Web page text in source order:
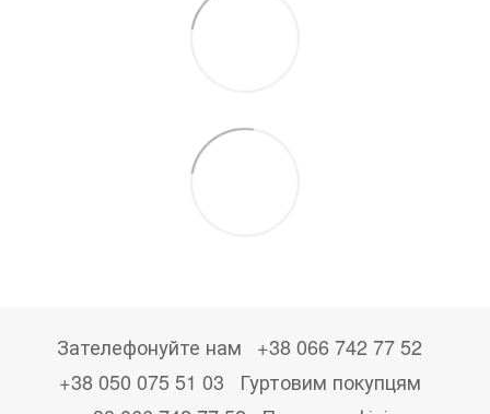
Зателефонуйте нам
+38 066 742 77 52
+38 050 075 51 03
Гуртовим покупцям